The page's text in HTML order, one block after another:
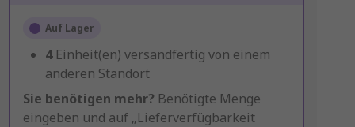
Auf Lager
4 Einheit(en) versandfertig von einem
anderen Standort
Sie benötigen mehr? Benötigte Menge
eingeben und auf „Lieferverfügbarkeit